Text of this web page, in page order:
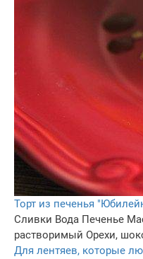
Торт из печенья
Сливки Вода Печенье
растворимый Орехи,
Для лентяев, которые